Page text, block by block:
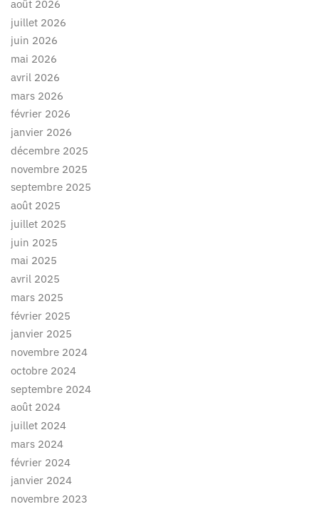
août 2026
juillet 2026
juin 2026
mai 2026
avril 2026
mars 2026
février 2026
janvier 2026
décembre 2025
novembre 2025
septembre 2025
août 2025
juillet 2025
juin 2025
mai 2025
avril 2025
mars 2025
février 2025
janvier 2025
novembre 2024
octobre 2024
septembre 2024
août 2024
juillet 2024
mars 2024
février 2024
janvier 2024
novembre 2023